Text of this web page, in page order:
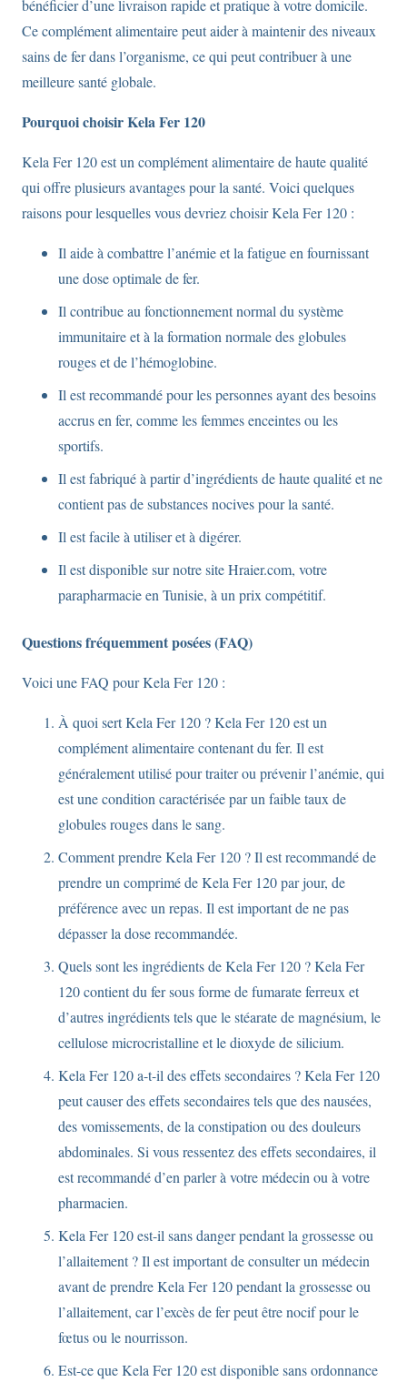
bénéficier d’une livraison rapide et pratique à votre domicile.
Ce complément alimentaire peut aider à maintenir des niveaux
sains de fer dans l’organisme, ce qui peut contribuer à une
meilleure santé globale.
Pourquoi choisir Kela Fer 120
Kela Fer 120 est un complément alimentaire de haute qualité
qui offre plusieurs avantages pour la santé. Voici quelques
raisons pour lesquelles vous devriez choisir Kela Fer 120 :
Il aide à combattre l’anémie et la fatigue en fournissant
une dose optimale de fer.
Il contribue au fonctionnement normal du système
immunitaire et à la formation normale des globules
rouges et de l’hémoglobine.
Il est recommandé pour les personnes ayant des besoins
accrus en fer, comme les femmes enceintes ou les
sportifs.
Il est fabriqué à partir d’ingrédients de haute qualité et ne
contient pas de substances nocives pour la santé.
Il est facile à utiliser et à digérer.
Il est disponible sur notre site Hraier.com, votre
parapharmacie en Tunisie, à un prix compétitif.
Questions fréquemment posées (FAQ)
Voici une FAQ pour Kela Fer 120 :
À quoi sert Kela Fer 120 ? Kela Fer 120 est un
complément alimentaire contenant du fer. Il est
généralement utilisé pour traiter ou prévenir l’anémie, qui
est une condition caractérisée par un faible taux de
globules rouges dans le sang.
Comment prendre Kela Fer 120 ? Il est recommandé de
prendre un comprimé de Kela Fer 120 par jour, de
préférence avec un repas. Il est important de ne pas
dépasser la dose recommandée.
Quels sont les ingrédients de Kela Fer 120 ? Kela Fer
120 contient du fer sous forme de fumarate ferreux et
d’autres ingrédients tels que le stéarate de magnésium, le
cellulose microcristalline et le dioxyde de silicium.
Kela Fer 120 a-t-il des effets secondaires ? Kela Fer 120
peut causer des effets secondaires tels que des nausées,
des vomissements, de la constipation ou des douleurs
abdominales. Si vous ressentez des effets secondaires, il
est recommandé d’en parler à votre médecin ou à votre
pharmacien.
Kela Fer 120 est-il sans danger pendant la grossesse ou
l’allaitement ? Il est important de consulter un médecin
avant de prendre Kela Fer 120 pendant la grossesse ou
l’allaitement, car l’excès de fer peut être nocif pour le
fœtus ou le nourrisson.
Est-ce que Kela Fer 120 est disponible sans ordonnance